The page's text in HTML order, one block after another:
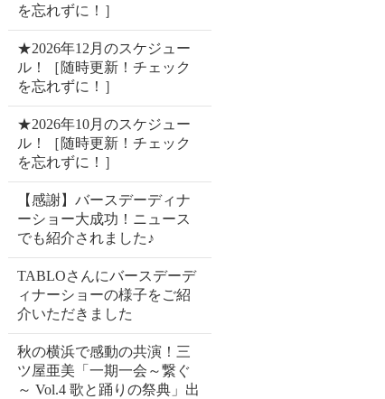
を忘れずに！］
★2026年12月のスケジュー
ル！［随時更新！チェック
を忘れずに！］
★2026年10月のスケジュー
ル！［随時更新！チェック
を忘れずに！］
【感謝】バースデーディナ
ーショー大成功！ニュース
でも紹介されました♪
TABLOさんにバースデーデ
ィナーショーの様子をご紹
介いただきました
秋の横浜で感動の共演！三
ツ屋亜美「一期一会～繋ぐ
～ Vol.4 歌と踊りの祭典」出